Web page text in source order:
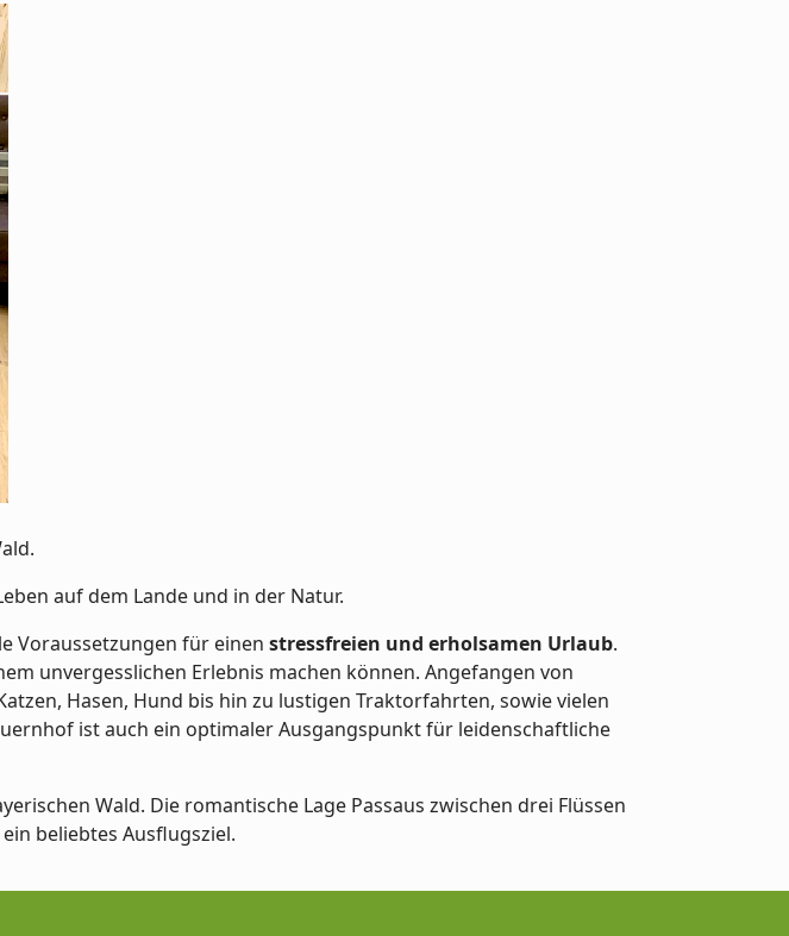
auf dem Lande und in der Natur.
Voraussetzungen für einen stressfreien und erholsamen Urlaub.
unvergesslichen Erlebnis machen können. Angefangen von
Hasen, Hund bis hin zu lustigen Traktorfahrten, sowie vielen
ist auch ein optimaler Ausgangspunkt für leidenschaftliche
Wald. Die romantische Lage Passaus zwischen drei Flüssen
beliebtes Ausflugsziel.